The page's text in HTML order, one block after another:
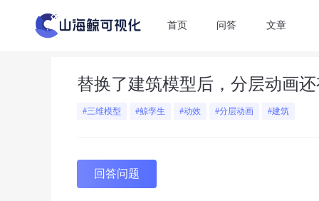
首页 问答 文章
替换了建筑模型后，分层动画
#三维模型 #鲸孪生 #动效 #分层动画 #建筑
回答问题